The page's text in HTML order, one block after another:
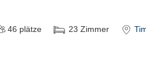
46 plätze 23 Zimmer